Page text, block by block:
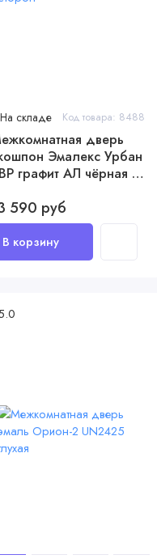
На складе Код товара: 8488
дверь
Эмалекс Урбан
графит АЛ чёрная с
590 руб